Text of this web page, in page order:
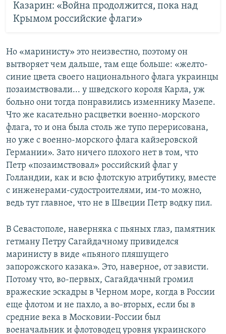
Казарин: «Война продолжится, пока над
Крымом российские флаги»
Но «маринисту» это неизвестно, поэтому он
вытворяет чем дальше, там еще больше: «желто-
синие цвета своего национального флага украинцы
позаимствовали... у шведского короля Карла, уж
больно они тогда понравились изменнику Мазепе.
Что же касательно расцветки военно-морского
флага, то и она была столь же тупо перерисована,
но уже с военно-морского флага кайзеровской
Германии». Зато ничего плохого нет в том, что
Петр «позаимствовал» российский флаг у
Голландии, как и всю флотскую атрибутику, вместе
с инженерами-судостроителями, им-то можно,
ведь тут главное, что не в Швеции Петр водку пил.
В Севастополе, наверняка с пьяных глаз, памятник
гетману Петру Сагайдачному привиделся
маринисту в виде «пьяного пляшущего
запорожского казака». Это, наверное, от зависти.
Потому что, во-первых, Сагайдачный громил
вражеские эскадры в Черном море, когда в России
еще флотом и не пахло, а во-вторых, если бы в
средние века в Московии-России был
военачальник и флотоводец уровня украинского